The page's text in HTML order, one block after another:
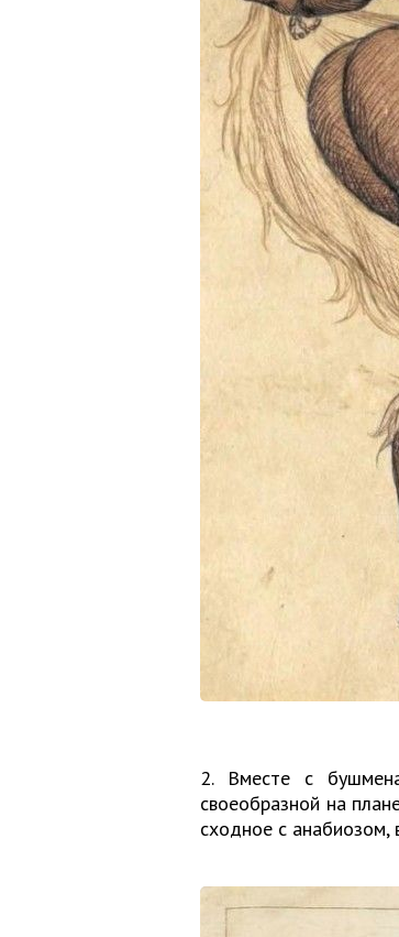
2. Вместе с
своеобразной на
сходное с анабиозом,